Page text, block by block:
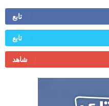
تابع
تابع
شاهد